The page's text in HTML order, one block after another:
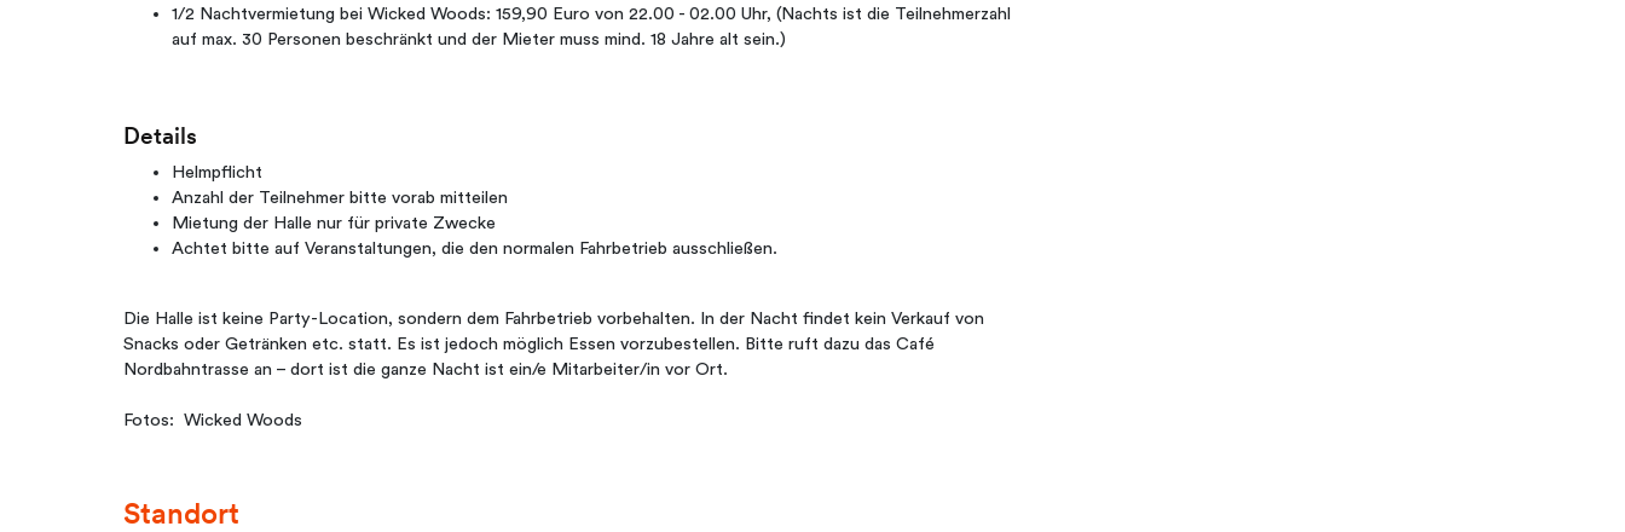
1/2 Nachtvermietung bei Wicked Woods: 159,90 Euro von 22.00 - 02.00 Uhr, (Nachts ist die Teilnehmerzahl
auf max. 30 Personen beschränkt und der Mieter muss mind. 18 Jahre alt sein.)
Details
Helmpflicht
Anzahl der Teilnehmer bitte vorab mitteilen
Mietung der Halle nur für private Zwecke
Achtet bitte auf Veranstaltungen, die den normalen Fahrbetrieb ausschließen.
Die Halle ist keine Party-Location, sondern dem Fahrbetrieb vorbehalten. In der Nacht findet kein Verkauf von
Snacks oder Getränken etc. statt. Es ist jedoch möglich Essen vorzubestellen. Bitte ruft dazu das Café
Nordbahntrasse an – dort ist die ganze Nacht ist ein/e Mitarbeiter/in vor Ort.
Fotos: Wicked Woods
Standort